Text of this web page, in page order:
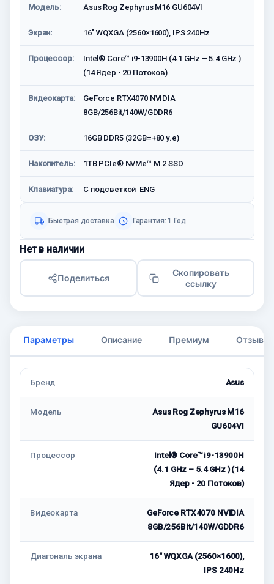
Модель: Asus Rog Zephyrus M16 GU604VI
Экран: 16" WQXGA (2560×1600), IPS 240Hz
Процессор:
Intel® Core™ i9-13900H (4.1 GHz – 5.4 GHz )
(14 Ядер - 20 Потоков)
Видеокарта:
GeForce RTX4070 NVIDIA
8GB/256Bit/140W/GDDR6
ОЗУ: 16GB DDR5 (32GB=+80 у.е)
Накопитель: 1TB PCIe® NVMe™ M.2 SSD
Клавиатура: С подсветкой ENG
Быстрая доставка Гарантия: 1 Год
Нет в наличии
Поделиться
Скопировать
ссылку
Параметры Описание Премиум Отзывы
Бренд Asus
Модель
Asus Rog Zephyrus M16
GU604VI
Процессор
Intel® Core™ i9-13900H
(4.1 GHz – 5.4 GHz ) (14
Ядер - 20 Потоков)
Видеокарта
GeForce RTX4070 NVIDIA
8GB/256Bit/140W/GDDR6
Диагональ экрана
16" WQXGA (2560×1600),
IPS 240Hz